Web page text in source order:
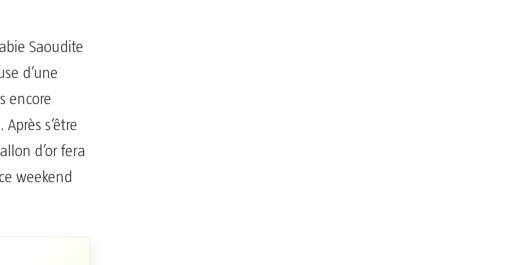
Saoudite
d’une
encore
s’être
d’or fera
weekend